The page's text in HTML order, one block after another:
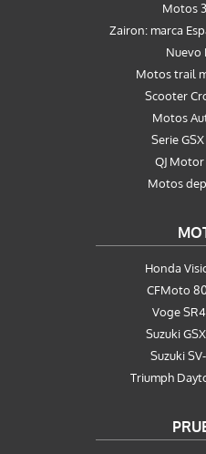
Motos
Zairon: marca
Nuevo
Motos trail
Scooter
Motos
Serie
QJ
Motos
Honda
CFMoto
Voge
Suzuki
Suzuki
Triumph